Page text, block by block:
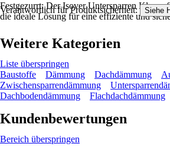
Festgezurrt: Der Isover Untersparren
die ideale Lösung für eine effiziente und
Verantwortlich für Produktsicherheit: Siehe
Weitere Kategorien
Liste überspringen
Baustoffe
Dämmung Dachdämmung
Zwischensparrendämmung
Dachbodendämmung
Flachdachdämmung
Kundenbewertungen
Bereich überspringen